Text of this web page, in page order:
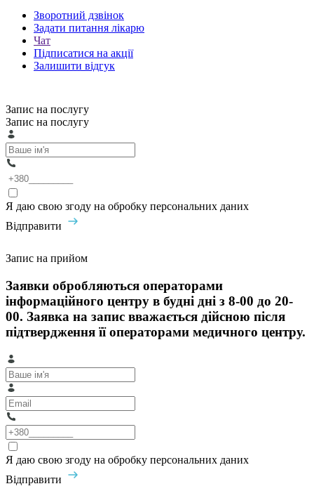
Зворотний дзвінок
Задати питання лікарю
Чат
Підписатися на акції
Залишити відгук
Запис на послугу
Запис на послугу
Я даю свою згоду на обробку персональних даних
Відправити
Запис на прийом
Заявки обробляються операторами
інформаційного центру в будні дні з 8-00 до 20-
00. Заявка на запис вважається дійсною після
підтвердження її операторами медичного центру.
Я даю свою згоду на обробку персональних даних
Відправити